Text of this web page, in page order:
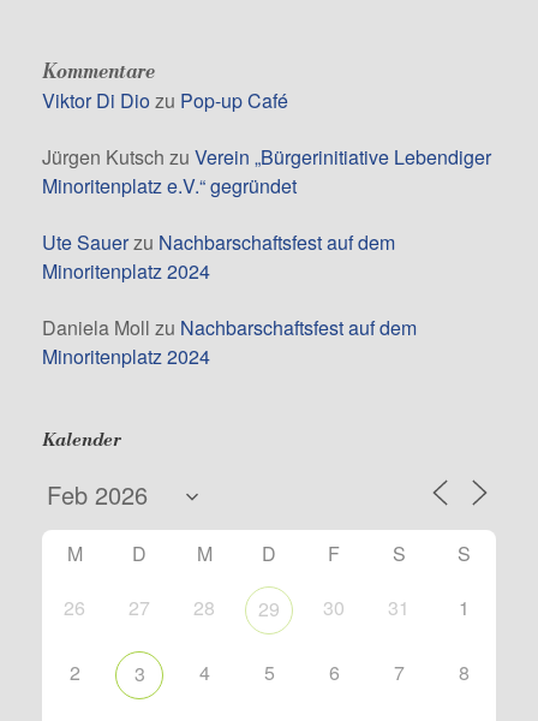
Kommentare
Viktor Di Dio zu Pop-up Café
Jürgen Kutsch zu Verein „Bürgerinitiative Lebendiger
Minoritenplatz e.V.“ gegründet
Ute Sauerzu Nachbarschaftsfest auf dem
Minoritenplatz 2024
Daniela Moll zu Nachbarschaftsfest auf dem
Minoritenplatz 2024
Kalender
M D M D F S
S
26
27 28 29 30 31 1
2 3 4 5 6 7 8